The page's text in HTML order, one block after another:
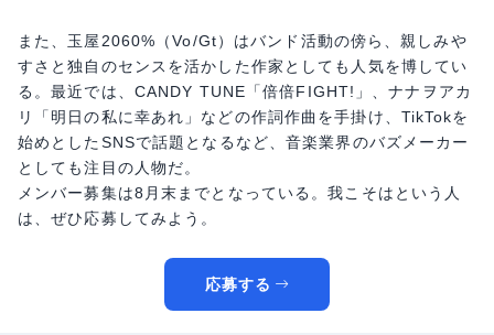
また、玉屋2060%（Vo/Gt）はバンド活動の傍ら、親しみや
すさと独自のセンスを活かした作家としても人気を博してい
る。最近では、CANDY TUNE「倍倍FIGHT!」、ナナヲアカ
リ「明日の私に幸あれ」などの作詞作曲を手掛け、TikTokを
始めとしたSNSで話題となるなど、音楽業界のバズメーカー
としても注目の人物だ。
メンバー募集は8月末までとなっている。我こそはという人
は、ぜひ応募してみよう。
応募する